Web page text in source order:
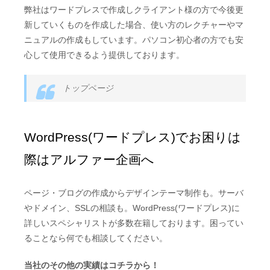
弊社はワードプレスで作成しクライアント様の方で今後更
新していくものを作成した場合、使い方のレクチャーやマ
ニュアルの作成もしています。パソコン初心者の方でも安
心して使用できるよう提供しております。
トップページ
WordPress(ワードプレス)でお困りは
際はアルファー企画へ
ページ・ブログの作成からデザインテーマ制作も。サーバ
やドメイン、SSLの相談も。WordPress(ワードプレス)に
詳しいスペシャリストが多数在籍しております。困ってい
ることなら何でも相談してください。
当社のその他の実績はコチラから！